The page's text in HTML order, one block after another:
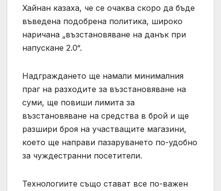
Хайнан казаха, че се очаква скоро да бъде
въведена подобрена политика, широко
наричана „възстановяване на данък при
напускане 2.0“.
Надграждането ще намали минималния
праг на разходите за възстановяване на
суми, ще повиши лимита за
възстановяване на средства в брой и ще
разшири броя на участващите магазини,
което ще направи пазаруването по-удобно
за чуждестранни посетители.
Технологиите също стават все по-важен